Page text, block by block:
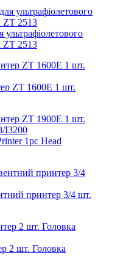
ZT 2513
ZT 1600E 1 шт.
1pc Head
принтер 3/4 шт.
2 шт. Головка